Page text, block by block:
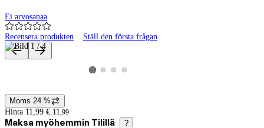
Ei arvosanaa
Recensera produkten Ställ den första frågan
Produktbilder och videor
Visa produktbild 1
Visa produktbild 2
Visa produktbild 3
Visa produktbild 4
Prisinformation
Moms 24 %
Hinta 11,99 €. 11 ,99
Maksa myöhemmin Tilillä ?